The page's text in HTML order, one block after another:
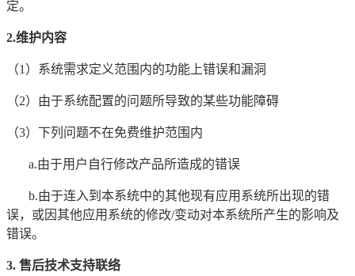
定。
2.维护内容
（1）系统需求定义范围内的功能上错误和漏洞
（2）由于系统配置的问题所导致的某些功能障碍
（3）下列问题不在免费维护范围内
a.由于用户自行修改产品所造成的错误
b.由于连入到本系统中的其他现有应用系统所出现的错
误，或因其他应用系统的修改/变动对本系统所产生的影响及
错误。
3. 售后技术支持联络